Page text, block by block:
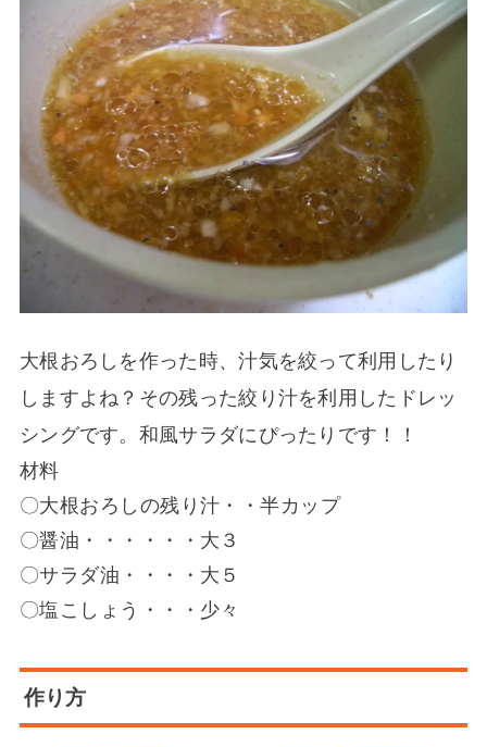
大根おろしを作った時、汁気を絞って利用したり
しますよね？その残った絞り汁を利用したドレッ
シングです。和風サラダにぴったりです！！
材料
〇大根おろしの残り汁・・半カップ
〇醤油・・・・・・大３
〇サラダ油・・・・大５
〇塩こしょう・・・少々
作り方